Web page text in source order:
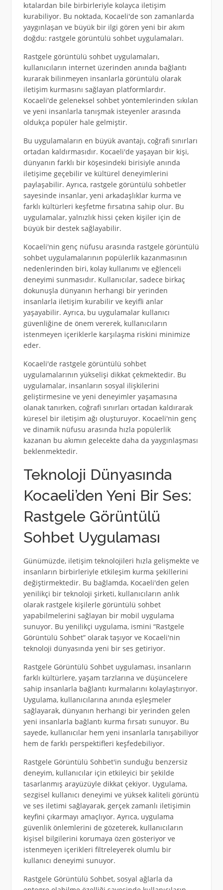
kıtalardan bile birbirleriyle kolayca iletişim
kurabiliyor. Bu noktada, Kocaeli'de son zamanlarda
yaygınlaşan ve büyük bir ilgi gören yeni bir akım
doğdu: rastgele görüntülü sohbet uygulamaları.
Rastgele görüntülü sohbet uygulamaları,
kullanıcıların internet üzerinden anında bağlantı
kurarak bilinmeyen insanlarla görüntülü olarak
iletişim kurmasını sağlayan platformlardır.
Kocaeli'de geleneksel sohbet yöntemlerinden sıkılan
ve yeni insanlarla tanışmak isteyenler arasında
oldukça popüler hale gelmiştir.
Bu uygulamaların en büyük avantajı, coğrafi sınırları
ortadan kaldırmasıdır. Kocaeli'de yaşayan bir kişi,
dünyanın farklı bir köşesindeki birisiyle anında
iletişime geçebilir ve kültürel deneyimlerini
paylaşabilir. Ayrıca, rastgele görüntülü sohbetler
sayesinde insanlar, yeni arkadaşlıklar kurma ve
farklı kültürleri keşfetme fırsatına sahip olur. Bu
uygulamalar, yalnızlık hissi çeken kişiler için de
büyük bir destek sağlayabilir.
Kocaeli'nin genç nüfusu arasında rastgele görüntülü
sohbet uygulamalarının popülerlik kazanmasının
nedenlerinden biri, kolay kullanımı ve eğlenceli
deneyimi sunmasıdır. Kullanıcılar, sadece birkaç
dokunuşla dünyanın herhangi bir yerinden
insanlarla iletişim kurabilir ve keyifli anlar
yaşayabilir. Ayrıca, bu uygulamalar kullanıcı
güvenliğine de önem vererek, kullanıcıların
istenmeyen içeriklerle karşılaşma riskini minimize
eder.
Kocaeli'de rastgele görüntülü sohbet
uygulamalarının yükselişi dikkat çekmektedir. Bu
uygulamalar, insanların sosyal ilişkilerini
geliştirmesine ve yeni deneyimler yaşamasına
olanak tanırken, coğrafi sınırları ortadan kaldırarak
küresel bir iletişim ağı oluşturuyor. Kocaeli'nin genç
ve dinamik nüfusu arasında hızla popülerlik
kazanan bu akımın gelecekte daha da yaygınlaşması
beklenmektedir.
Teknoloji Dünyasında
Kocaeli’den Yeni Bir Ses:
Rastgele Görüntülü
Sohbet Uygulaması
Günümüzde, iletişim teknolojileri hızla gelişmekte ve
insanların birbirleriyle etkileşim kurma şekillerini
değiştirmektedir. Bu bağlamda, Kocaeli'den gelen
yenilikçi bir teknoloji şirketi, kullanıcıların anlık
olarak rastgele kişilerle görüntülü sohbet
yapabilmelerini sağlayan bir mobil uygulama
sunuyor. Bu yenilikçi uygulama, ismini “Rastgele
Görüntülü Sohbet” olarak taşıyor ve Kocaeli'nin
teknoloji dünyasında yeni bir ses getiriyor.
Rastgele Görüntülü Sohbet uygulaması, insanların
farklı kültürlere, yaşam tarzlarına ve düşüncelere
sahip insanlarla bağlantı kurmalarını kolaylaştırıyor.
Uygulama, kullanıcılarına anında eşleşmeler
sağlayarak, dünyanın herhangi bir yerinden gelen
yeni insanlarla bağlantı kurma fırsatı sunuyor. Bu
sayede, kullanıcılar hem yeni insanlarla tanışabiliyor
hem de farklı perspektifleri keşfedebiliyor.
Rastgele Görüntülü Sohbet'in sunduğu benzersiz
deneyim, kullanıcılar için etkileyici bir şekilde
tasarlanmış arayüzüyle dikkat çekiyor. Uygulama,
sezgisel kullanıcı deneyimi ve yüksek kaliteli görüntü
ve ses iletimi sağlayarak, gerçek zamanlı iletişimin
keyfini çıkarmayı amaçlıyor. Ayrıca, uygulama
güvenlik önlemlerini de gözeterek, kullanıcıların
kişisel bilgilerini korumaya özen gösteriyor ve
istenmeyen içerikleri filtreleyerek olumlu bir
kullanıcı deneyimi sunuyor.
Rastgele Görüntülü Sohbet, sosyal ağlarla da